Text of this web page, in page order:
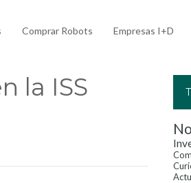
Comprar Robots Empresas I+D
la ISS